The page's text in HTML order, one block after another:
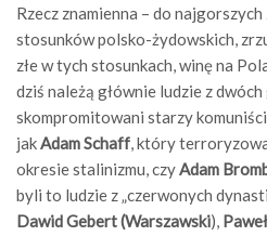
Rzecz znamienna – do
stosunków polsko-żydowskich,
złe w tych stosunkach, winę na
dziś należą głównie ludzie z
skompromitowani starzy
jakAdam Schaff, który
okresie stalinizmu, czyAdam
byli to ludzie z „czerwonych
Dawid Gebert (Warszawski),